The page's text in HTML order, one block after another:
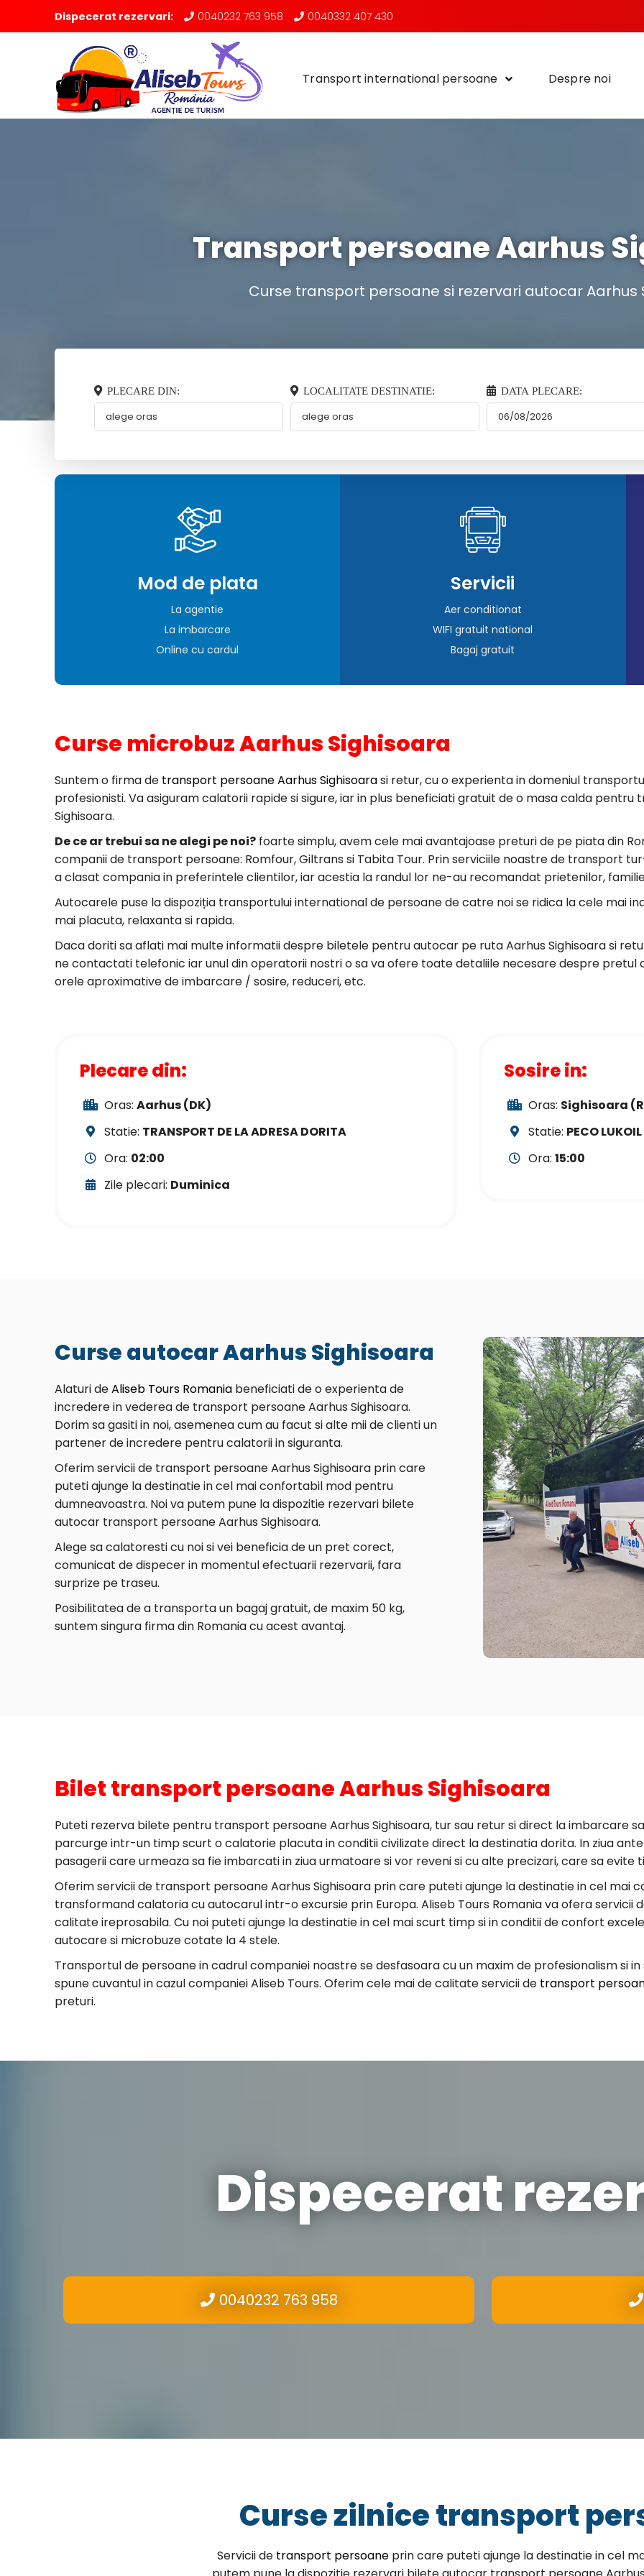
Dispecerat rezervari: 0040232 763 958 0040332 407 430
Transport international persoane Despre noi
Transport persoane Aarhus
Curse transport persoane si rezervari autocar Aarhus
PLECARE DIN: LOCALITATE DESTINATIE: DATA PLECARE:
Mod de plata
La agentie
La imbarcare
Online cu cardul
Servicii
Aer conditionat
WIFI gratuit national
Bagaj gratuit
Curse microbuz Aarhus Sighisoara
Suntem o firma de transport persoane Aarhus Sighisoarasi retur, cu o experienta in domeniul
profesionisti. Va asiguram calatorii rapide si sigure, iar in plus beneficiati gratuit de o masa calda
Sighisoara.
De ce ar trebui sa ne alegi pe noi? foarte simplu, avem cele mai avantajoase preturi de pe piata din
companii de transport persoane: Romfour, Giltrans si Tabita Tour. Prin serviciile noastre de transport
a clasat compania in preferintele clientilor, iar acestia la randul lor ne-au recomandat prietenilor,
Autocarele puse la dispoziția transportului international de persoane de catre noi se ridica la cele mai
mai placuta, relaxanta si rapida.
Daca doriti sa aflati mai multe informatii despre biletele pentru autocar pe ruta Aarhus Sighisoara si
ne contactati telefonic iar unul din operatorii nostri o sa va ofere toate detaliile necesare despre
orele aproximative de imbarcare / sosire, reduceri, etc.
Plecare din:
Oras: Aarhus (DK)
Statie: TRANSPORT DE LA ADRESA DORITA
Ora: 02:00
Zile plecari: Duminica
Sosire in:
Oras: Sighisoara
Statie: PECO LUKOIL
Ora:15:00
Curse autocar Aarhus Sighisoara
Alaturi deAliseb Tours Romania beneficiati de o experienta de
incredere in vederea de transport persoane Aarhus Sighisoara.
Dorim sa gasiti in noi, asemenea cum au facut si alte mii de clienti un
partener de incredere pentru calatorii in siguranta.
Oferim servicii de transport persoane Aarhus Sighisoara prin care
puteti ajunge la destinatie in cel mai confortabil mod pentru
dumneavoastra. Noi va putem pune la dispozitie rezervari bilete
autocar transport persoane Aarhus Sighisoara.
Alege sa calatoresti cu noi si vei beneficia de un pret corect,
comunicat de dispecer in momentul efectuarii rezervarii, fara
surprize pe traseu.
Posibilitatea de a transporta un bagaj gratuit, de maxim 50 kg,
suntem singura firma din Romania cu acest avantaj.
Bilet transport persoane Aarhus Sighisoara
Puteti rezerva bilete pentru transport persoane Aarhus Sighisoara, tur sau retur si direct la imbarcare
parcurge intr-un timp scurt o calatorie placuta in conditii civilizate direct la destinatia dorita. In ziua
pasagerii care urmeaza sa fie imbarcati in ziua urmatoare si vor reveni si cu alte precizari, care sa
Oferim servicii de transport persoane Aarhus Sighisoara prin care puteti ajunge la destinatie in cel mai
transformand calatoria cu autocarul intr-o excursie prin Europa. Aliseb Tours Romania va ofera
calitate ireprosabila. Cu noi puteti ajunge la destinatie in cel mai scurt timp si in conditii de confort
autocare si microbuze cotate la 4 stele.
Transportul de persoane in cadrul companiei noastre se desfasoara cu un maxim de profesionalism si
spune cuvantul in cazul companiei Aliseb Tours. Oferim cele mai de calitate servicii de transport
preturi.
Dispecerat
0040232 763 958
Curse zilnice transport
Servicii de transport persoane prin care puteti ajunge la destinatie in cel